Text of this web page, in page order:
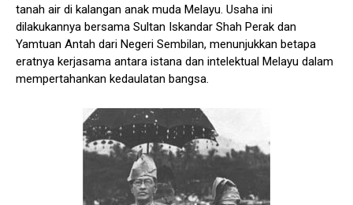
tanah air di kalangan anak muda Melayu. Usaha ini
dilakukannya bersama Sultan Iskandar Shah Perak dan
Yamtuan Antah dari Negeri Sembilan, menunjukkan betapa
eratnya kerjasama antara istana dan intelektual Melayu dalam
mempertahankan kedaulatan bangsa.